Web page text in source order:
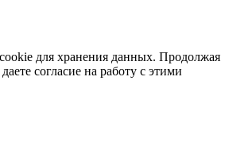
для хранения данных. Продолжая
согласие на работу с этими